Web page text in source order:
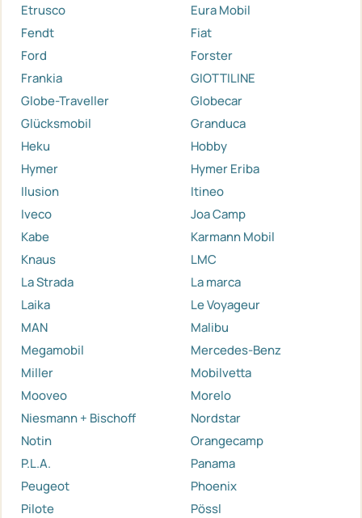
Etrusco
Eura Mobil
Fendt
Fiat
Ford
Forster
Frankia
GIOTTILINE
Globe-Traveller
Globecar
Glücksmobil
Granduca
Heku
Hobby
Hymer
Hymer Eriba
Ilusion
Itineo
Iveco
Joa Camp
Kabe
Karmann Mobil
Knaus
LMC
La Strada
La marca
Laika
Le Voyageur
MAN
Malibu
Megamobil
Mercedes-Benz
Miller
Mobilvetta
Mooveo
Morelo
Niesmann + Bischoff
Nordstar
Notin
Orangecamp
P.L.A.
Panama
Peugeot
Phoenix
Pilote
Pössl